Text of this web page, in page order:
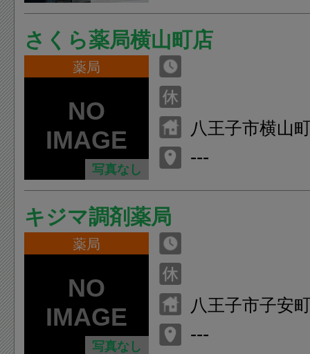
さくら薬局横山町店
薬局
写真なし
八王子市横山
---
キジマ調剤薬局
薬局
写真なし
八王子市子安
---